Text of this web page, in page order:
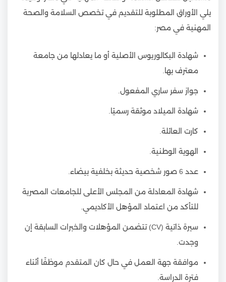
يلي الأوراق المطلوبة للتقديم في تخصص السلامة والصحة
المهنية في مصر:
شهادة البكالوريوس الأصلية أو ما يعادلها من جامعة
معترف بها.
جواز سفر ساري المفعول.
شهادة الميلاد موثقة رسميًا.
كارت العائلة.
الهوية الوطنية.
عدد 6 صور شخصية حديثة بخلفية بيضاء.
شهادة المعادلة من المجلس الأعلى للجامعات المصرية
للتأكد من اعتماد المؤهل الأكاديمي.
سيرة ذاتية (CV) تتضمن المؤهلات والخبرات السابقة إن
وجدت.
موافقة جهة العمل في حال كان المتقدم موظفًا أثناء
فترة الدراسة.